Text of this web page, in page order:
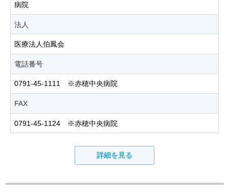
病院
法人
医療法人伯鳳会
電話番号
0791-45-1111 ※赤穂中央病院
FAX
0791-45-1124 ※赤穂中央病院
詳細を見る